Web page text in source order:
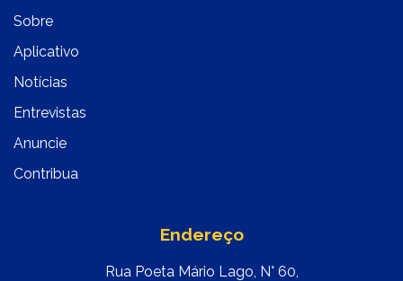
Sobre
Aplicativo
Notícias
Entrevistas
Anuncie
Contribua
Endereço
Rua Poeta Mário Lago, N° 60,